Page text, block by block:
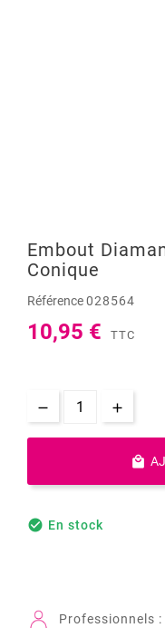
Embout
Conique
Référence028564
10,95 € TTC

 En stock
Professionnels